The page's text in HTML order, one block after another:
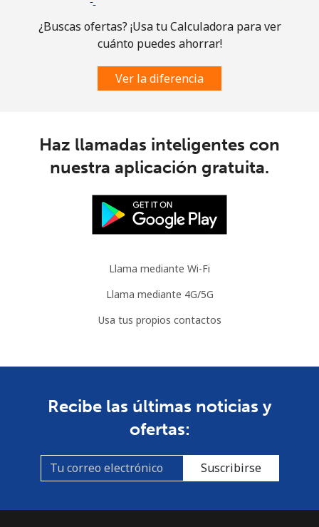
¿Buscas ofertas? ¡Usa tu Calculadora para ver
cuánto puedes ahorrar!
Ver la diferencia
Haz llamadas inteligentes con
nuestra aplicación gratuita.
Llama mediante Wi-Fi
Llama mediante 4G/5G
Usa tus propios contactos
Recibe las últimas noticias y
ofertas:
Suscribirse